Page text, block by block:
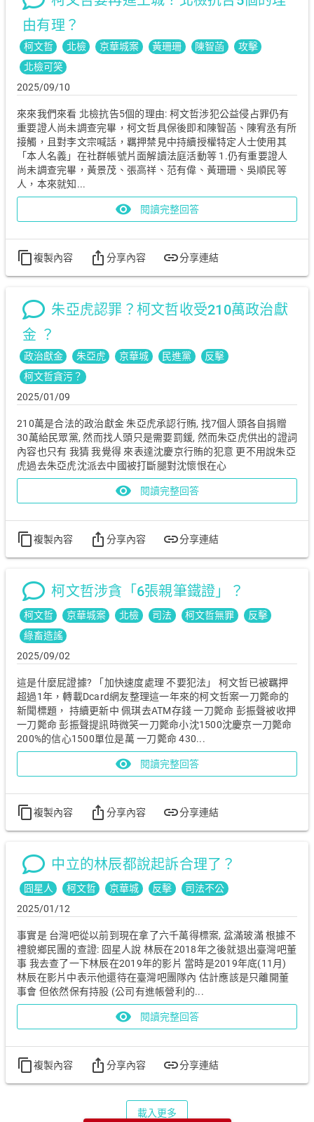
由有理？
柯文哲 北檢 京華城案 黃珊珊 陳智菡
攻擊
北檢可笑
2025/09/10
來來我們來看 北檢抗告5個的理由: 柯文哲涉犯公益侵占罪仍有
重要證人尚未調查完畢，柯文哲具保後即和陳智菡、陳宥丞有所
接觸，且對李文宗喊話，羈押禁見中持續授權特定人士使用其
「本人名義」在社群帳號片面解讀法庭活動等 1.仍有重要證人
尚未調查完畢，黃景茂、張高祥、范有偉、黃珊珊、吳順民等
人，本來就知...
visibility 閱讀完整回答
content_copy複製內容 ios_share 分享內容 link分享連結
朱亞虎認罪？柯文哲收受210萬政治獻
金 ？
政治獻金 朱亞虎 京華城 民進黨
反擊
柯文哲貪污？
2025/01/09
210萬是合法的政治獻金 朱亞虎承認行賄, 找7個人頭各自捐贈
30萬給民眾黨, 然而找人頭只是需要罰鍰, 然而朱亞虎供出的證詞
內容也只有 我猜 我覺得 來表達沈慶京行賄的犯意 更不用說朱亞
虎過去朱亞虎沈派去中國被打斷腿對沈懷恨在心
visibility 閱讀完整回答
content_copy複製內容 ios_share 分享內容 link分享連結
柯文哲涉貪「6張親筆鐵證」？
柯文哲 京華城案 北檢 司法 柯文哲無罪
反擊
綠畜造謠
2025/09/02
這是什麼屁證據? 「加快速度處理 不要犯法」 柯文哲已被羈押
超過1年，轉載Dcard網友整理這一年來的柯文哲案一刀斃命的
新聞標題， 持續更新中 佩琪去ATM存錢 一刀斃命 彭振聲被收押
一刀斃命 彭振聲提訊時微笑一刀斃命小沈1500沈慶京一刀斃命
200%的信心1500單位是萬 一刀斃命 430...
visibility 閱讀完整回答
content_copy複製內容 ios_share 分享內容 link分享連結
中立的林辰都說起訴合理了？
囧星人 柯文哲 京華城 反擊
司法不公
2025/01/12
事實是 台灣吧從以前到現在拿了六千萬得標案, 盆滿玻滿 根據不
禮貌鄉民團的查證: 囧星人說 林辰在2018年之後就退出臺灣吧董
事 我去查了一下林辰在2019年的影片 當時是2019年底(11月)
林辰在影片中表示他還待在臺灣吧團隊內 估計應該是只離開董
事會 但依然保有持股 (公司有進帳營利的...
visibility 閱讀完整回答
content_copy複製內容 ios_share 分享內容 link分享連結
載入更多